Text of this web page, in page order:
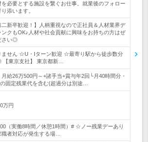
を必要とする施設を繋ぐお仕事。就業後のフォロー
添います。
二新卒歓迎！】人柄重視なので正社員＆人材業界デ
ンクもOK♪人材や社会貢献に興味をお持ちの方はぜ
さい◎
せん ☆U・Iターン歓迎 ☆最寄り駅から徒歩数分
【東京支社】 東京都新…
月給26万500円～+諸手当+賞与年2回└月40時間分・
固定残業代を含む(超過分は別途…
万円
（実働8時間／休憩1時間）# ☆ノー残業デーあり
者対応が発生する場…